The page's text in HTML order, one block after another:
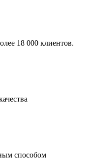
18 000 клиентов.
способом